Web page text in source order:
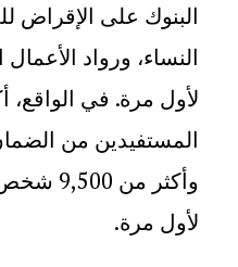
البنوك على الإقراض
النساء، ورواد
المستفيدين من
وأكثر من
لأول مرة